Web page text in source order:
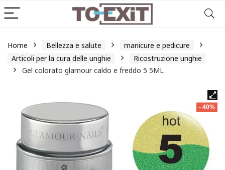
Home Bellezza e salute
manicure e pedicure
Articoli per la cura delle unghie
Ricostruzione unghie
Gel colorato glamour caldo e freddo 5 5ML
- 40%